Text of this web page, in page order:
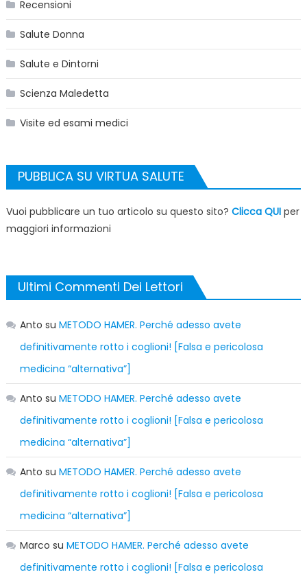
Recensioni
Salute Donna
Salute e Dintorni
Scienza Maledetta
Visite ed esami medici
PUBBLICA SU VIRTUA SALUTE
Vuoi pubblicare un tuo articolo su questo sito? Clicca QUIper
maggiori informazioni
Ultimi Commenti Dei Lettori
Anto su METODO HAMER. Perché adesso avete
definitivamente rotto i coglioni! [Falsa e pericolosa
medicina “alternativa”]
Anto su METODO HAMER. Perché adesso avete
definitivamente rotto i coglioni! [Falsa e pericolosa
medicina “alternativa”]
Anto su METODO HAMER. Perché adesso avete
definitivamente rotto i coglioni! [Falsa e pericolosa
medicina “alternativa”]
Marco su METODO HAMER. Perché adesso avete
definitivamente rotto i coglioni! [Falsa e pericolosa